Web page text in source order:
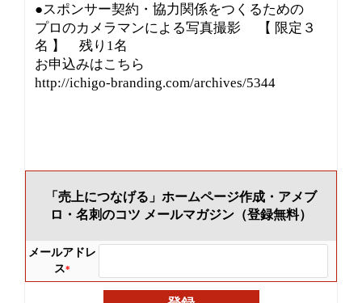
●スポンサー契約・協力関係をつくるための
プロのカメラマンによる写真撮影 【 限定３
名 】 残り1名
お申込みはこちら
http://ichigo-branding.com/archives/5344
「売上につなげる」ホームページ作成・アメブ
ロ・名刺のコツ メールマガジン（登録無料）
メールアドレ
ス*